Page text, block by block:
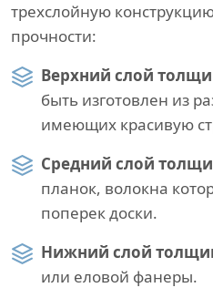
трехслойную
прочности:
Верхний слой
быть изготовлен из
имеющих красивую
Средний слой
планок, волокна
поперек доски.
Нижний слой
или еловой фанеры.